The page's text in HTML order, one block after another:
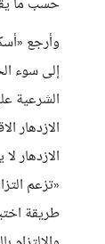
وأرجع
إلى سوء
الشرعية
الازدهار
الازدهار
«تزعم
طريقة